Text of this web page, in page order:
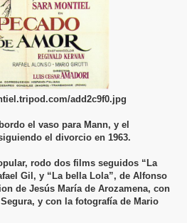
el vaso para Mann, y el
el divorcio en 1963.
rodo dos films seguidos “La
Gil, y “La bella Lola”, de Alfonso
de Jesús María de Arozamena, con
y con la fotografía de Mario